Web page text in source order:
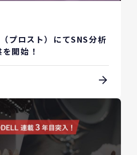
プロスト）にてSNS分析
開始！